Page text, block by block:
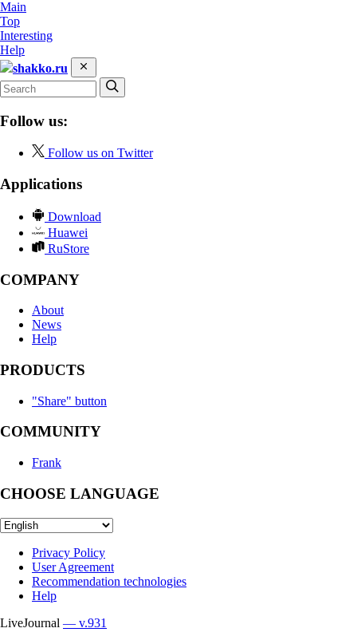
Main
Top
Interesting
Help
shakko.ru
Follow us:
Follow us on Twitter
Applications
Download
Huawei
RuStore
COMPANY
About
News
Help
PRODUCTS
"Share" button
COMMUNITY
Frank
CHOOSE LANGUAGE
Privacy Policy
User Agreement
Recommendation technologies
Help
LiveJournal — v.931